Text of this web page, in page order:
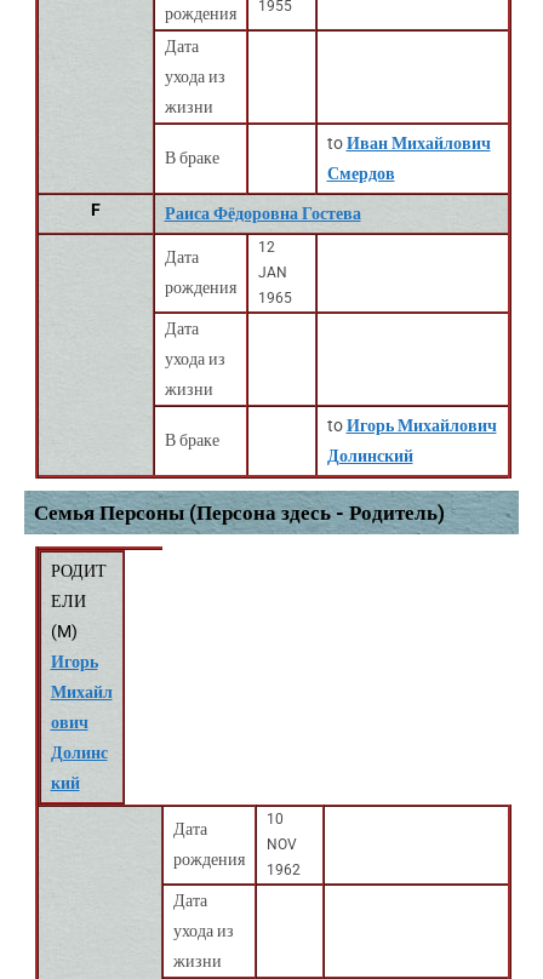
рождения 1955
Дата
ухода из
жизни
В браке
toИван Михайлович
Смердов
F
Раиса Фёдоровна Гостева
Дата
рождения
12
JAN
1965
Дата
ухода из
жизни
В браке
toИгорь Михайлович
Долинский
Семья Персоны (Персона здесь - Родитель)
РОДИТ
ЕЛИ
(M)
Игорь
Михайл
ович
Долинс
кий
Дата
рождения
10
NOV
1962
Дата
ухода из
жизни